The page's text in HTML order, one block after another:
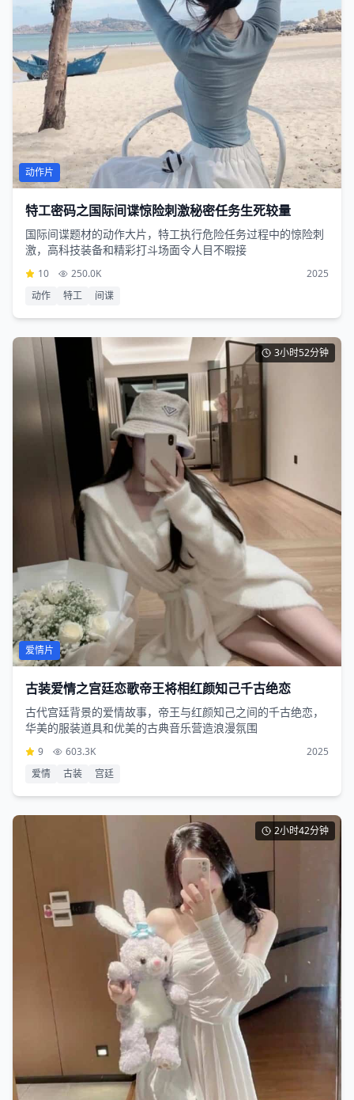
动作片
特工密码之国际间谍惊险刺激秘密任务生死较量
国际间谍题材的动作大片，特工执行危险任务过程中的惊险刺
激，高科技装备和精彩打斗场面令人目不暇接
10 250.0K
2025
动作
特工 间谍
3小时52分钟
爱情片
古装爱情之宫廷恋歌帝王将相红颜知己千古绝恋
古代宫廷背景的爱情故事，帝王与红颜知己之间的千古绝恋，
华美的服装道具和优美的古典音乐营造浪漫氛围
9 603.3K
2025
爱情
古装 宫廷
2小时42分钟